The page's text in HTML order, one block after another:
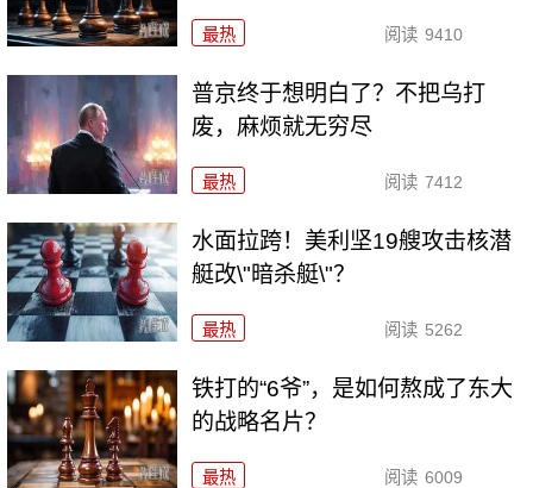
最热 阅读 9410
普京终于想明白了？不把乌打
废，麻烦就无穷尽
最热 阅读 7412
水面拉跨！美利坚19艘攻击核潜
艇改\"暗杀艇\"？
最热 阅读 5262
铁打的“6爷”，是如何熬成了东大
的战略名片？
最热 阅读 6009